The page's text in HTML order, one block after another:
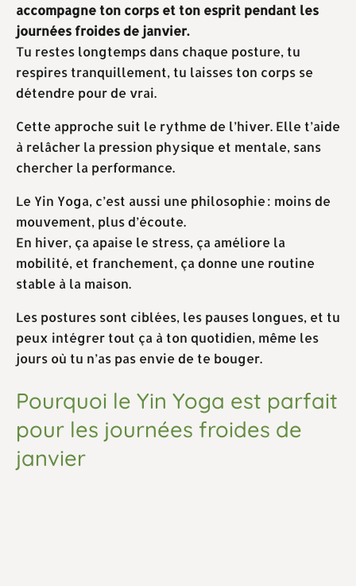
accompagne ton corps et ton esprit pendant les
journées froides de janvier.
Tu restes longtemps dans chaque posture, tu
respires tranquillement, tu laisses ton corps se
détendre pour de vrai.
Cette approche suit le rythme de l’hiver. Elle t’aide
à relâcher la pression physique et mentale, sans
chercher la performance.
Le Yin Yoga, c’est aussi une philosophie : moins de
mouvement, plus d’écoute.
En hiver, ça apaise le stress, ça améliore la
mobilité, et franchement, ça donne une routine
stable à la maison.
Les postures sont ciblées, les pauses longues, et tu
peux intégrer tout ça à ton quotidien, même les
jours où tu n’as pas envie de te bouger.
Pourquoi le Yin Yoga est parfait
pour les journées froides de
janvier